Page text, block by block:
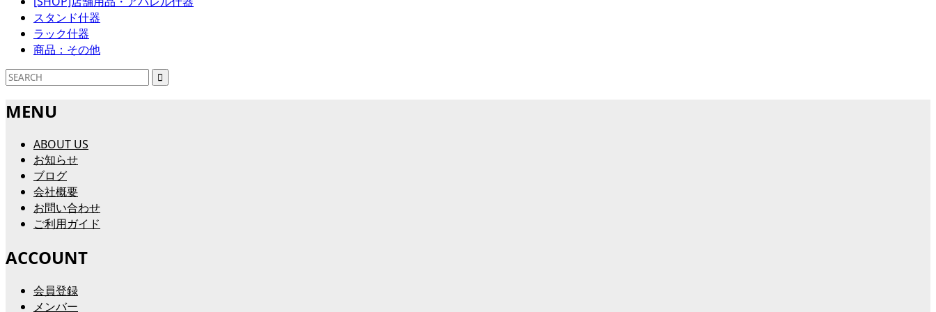
スタンド什器
ラック什器
商品：その他
MENU
ABOUT US
お知らせ
ブログ
会社概要
お問い合わせ
ご利用ガイド
ACCOUNT
会員登録
メンバー